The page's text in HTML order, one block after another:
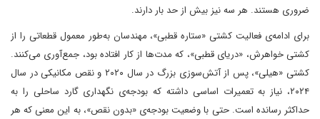
ضروری هستند. هر سه نیز بیش از حد بار دارند.
برای ادامه‌ی فعالیت کشتی «ستاره قطبی»، مهندسان به‌طور معمول قطعاتی را از
کشتی خواهرش، «دریای قطبی»، که مدت‌ها از کار افتاده بود، جمع‌آوری می‌کنند.
کشتی «هیلی»، پس از آتش‌سوزی بزرگ در سال ۲۰۲۰ و نقص مکانیکی در سال
۲۰۲۴، نیاز به تعمیرات اساسی داشته که بودجه‌ی نگهداری گارد ساحلی را به
حداکثر رسانده است. حتی با وضعیت بودجه‌ی «بدون نقص»، به این معنی که هر